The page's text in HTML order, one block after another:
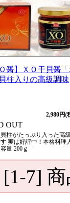
Ｏ醤】ＸＯ干貝醤
柱入りの高級調味
2,980円(
OUT
柱がたっぷり入った高
実は好評中！本格料理
量 200ｇ
7]